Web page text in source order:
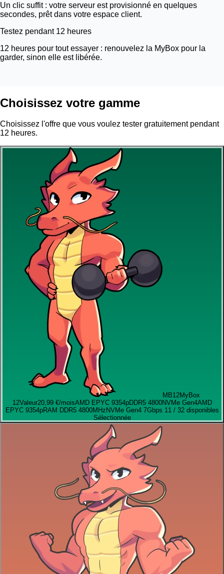
Un clic suffit : votre serveur est provisionné en quelques
secondes, prêt dans votre espace client.
Testez pendant 12 heures
12 heures pour tout essayer : renouvelez la MyBox pour la
garder, sinon elle est libérée.
Choisissez votre gamme
Choisissez l'offre que vous voulez tester gratuitement pendant
12 heures.
MB12MyBox
12Valeur20,99 €/moisAMD EPYC 9354pDDR5 4800NVMe Gen4AMD
EPYC 9354pRAM DDR5 4800MHz NVMe Gen4 7Gbps 11 / 32 disponibles
Sélectionnée